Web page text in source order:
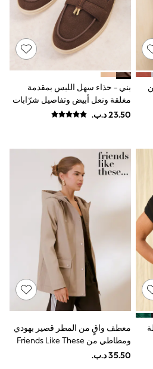
All Girls
بني - حذاء سهل اللبس بمقدمة
مغلقة ونعل أبيض وتفاصيل شرّابات
من Friends Like These
معطف واقٍ من المطر قصير بهودي
ومطاطي من Friends Like These